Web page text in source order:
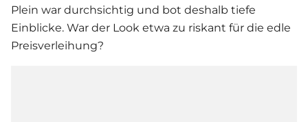
Plein war durchsichtig und bot deshalb tiefe
Einblicke. War der Look etwa zu riskant für die edle
Preisverleihung?